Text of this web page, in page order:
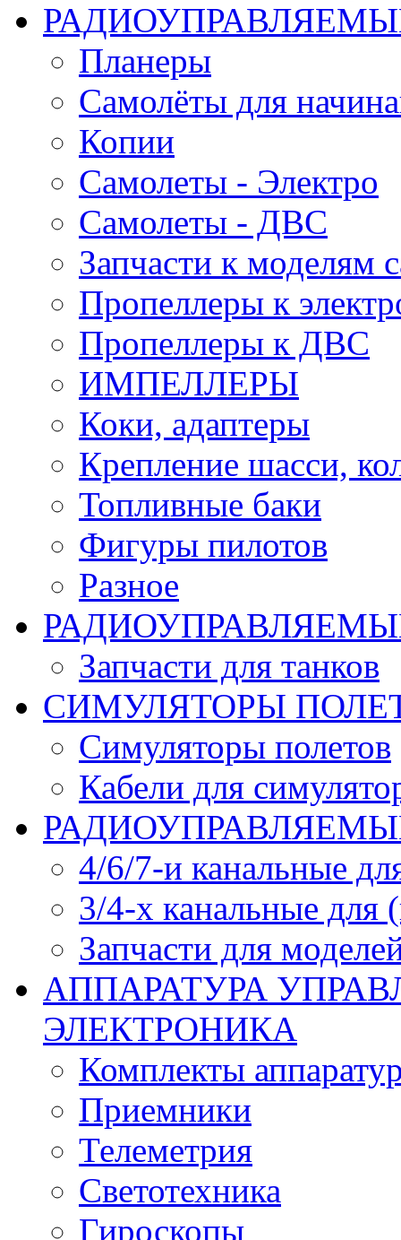
Планеры
Самолёты для
Копии
Самолеты - Электро
Самолеты - ДВС
Запчасти к моделям
Пропеллеры к
Пропеллеры к ДВС
ИМПЕЛЛЕРЫ
Коки, адаптеры
Крепление шасси,
Топливные баки
Фигуры пилотов
Разное
Запчасти для танков
СИМУЛЯТОРЫ
Симуляторы полетов
Кабели для
4/6/7-и канальные
3/4-х канальные
Запчасти для
АППАРАТУРА
ЭЛЕКТРОНИКА
Комплекты
Приемники
Телеметрия
Светотехника
Гироскопы